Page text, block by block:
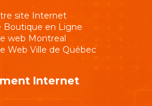
site Internet
Boutique en Ligne
web Montreal
Web Ville de Québec
Internet